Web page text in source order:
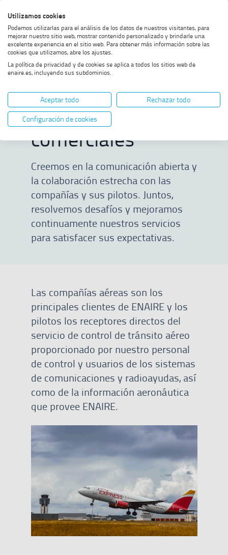
al
menú
al
contenido
al
footer
alto
contraste
Home MOSTRAR OPCIONES DEL CAMINO DE MIGAS
Compañías aéreas y pilotos
comerciales
Compañías aéreas
y pilotos
comerciales
Creemos en la comunicación abierta y
la colaboración estrecha con las
compañías y sus pilotos. Juntos,
resolvemos desafíos y mejoramos
continuamente nuestros servicios
para satisfacer sus expectativas.
Las compañías aéreas son los
principales clientes de ENAIRE y los
pilotos los receptores directos del
servicio de control de tránsito aéreo
proporcionado por nuestro personal
de control y usuarios de los sistemas
de comunicaciones y radioayudas, así
como de la información aeronáutica
que provee ENAIRE.
Utilizamos cookies
Podemos utilizarlas para el análisis de los datos de nuestros visitantes, para
mejorar nuestro sitio web, mostrar contenido personalizado y brindarle una
excelente experiencia en el sitio web. Para obtener más información sobre las
cookies que utilizamos, abre los ajustes.
La política de privacidad y de cookies se aplica a todos los sitios web de
enaire.es, incluyendo sus subdominios.
Aceptar todo
Rechazar todo
Configuración de cookies